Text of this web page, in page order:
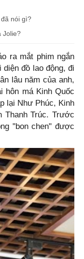
nói gì?
Jolie?
ra mắt phim ngắn
đồ lao động, đi
lâu năm của anh,
hôn má Kinh Quốc
lại Như Phúc, Kinh
Thanh Trúc. Trước
"bon chen" được